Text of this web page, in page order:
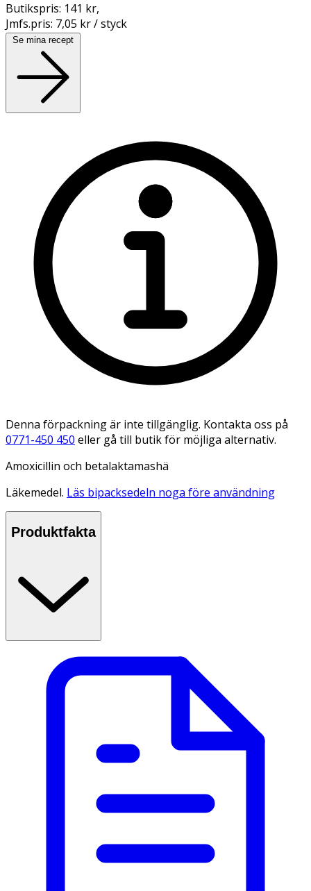
Butikspris: 141 kr,
Jmfs.pris: 7,05 kr / styck
Se mina recept
Denna förpackning är inte tillgänglig. Kontakta oss på
0771-450 450 eller gå till butik för möjliga alternativ.
Amoxicillin och betalaktamashä
Läkemedel. Läs bipacksedeln noga före användning
Produktfakta